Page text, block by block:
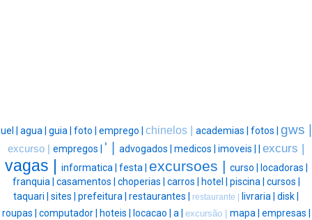
uel | agua | guia | foto | emprego | chinelos | academias | fotos | gws |
excurso | empregos | ' | advogados | medicos | imoveis | | excurs |
vagas | informatica | festa | excursoes | curso | locadoras |
franquia | casamentos | choperias | carros | hotel | piscina | cursos |
taquari | sites | prefeitura | restaurantes | restaurante | livraria | disk |
roupas | computador | hoteis | locacao | a | excursão | mapa | empresas |